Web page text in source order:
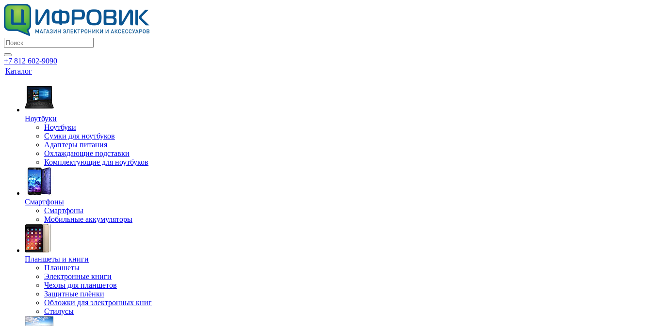
+7 812 602-9090
Каталог
Ноутбуки
Ноутбуки
Сумки для ноутбуков
Адаптеры питания
Охлаждающие подставки
Комплектующие для ноутбуков
Смартфоны
Смартфоны
Мобильные аккумуляторы
Планшеты и книги
Планшеты
Электронные книги
Чехлы для планшетов
Защитные плёнки
Обложки для электронных книг
Стилусы